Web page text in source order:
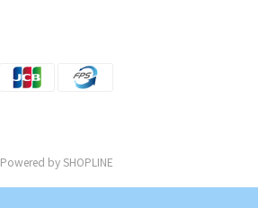
Powered by SHOPLINE